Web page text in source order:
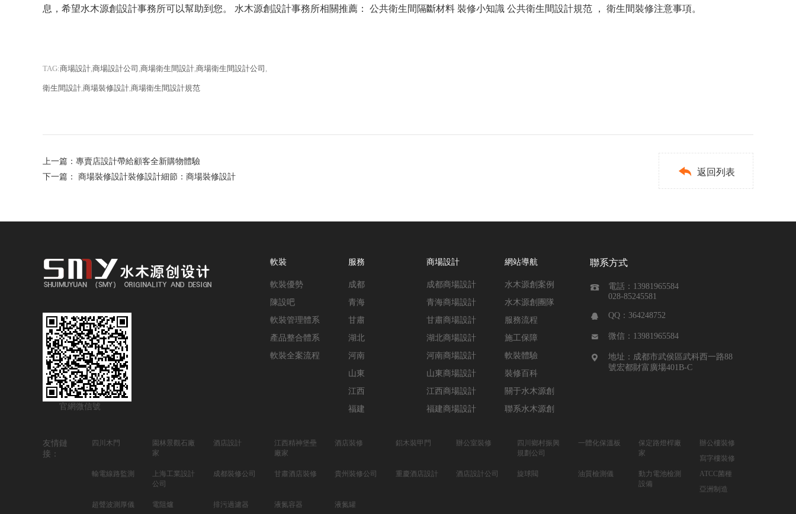
息，希望水木源創設計事務所可以幫助到您。 水木源創設計事務所相關推薦： 公共衛生間隔斷材料 裝修小知識 公共衛生間設計規范 ， 衛生間裝修注意事項。
TAG:商場設計,商場設計公司 ,商場衛生間設計,商場衛生間設計公司 ,
衛生間設計,商場裝修設計,商場衛生間設計規范
上一篇： 專賣店設計帶給顧客全新購物體驗
下一篇： 商場裝修設計裝修設計細節：商場裝修設計  返回列表
官網微信號
網站導航
水木源創案例
水木源創團隊
服務流程
施工保障
軟裝體驗
裝修百科
關于水木源創
聯系水木源創
商場設計
成都商場設計
青海商場設計
甘肅商場設計
湖北商場設計
河南商場設計
山東商場設計
江西商場設計
福建商場設計
服務
成都
青海
甘肅
湖北
河南
山東
江西
福建
軟裝
軟裝優勢
陳設吧
軟裝管理體系
產品整合體系
軟裝全案流程
聯系方式

電話：13981965584
028-85245581
 QQ：364248752
 微信：13981965584

地址：成都市武侯區武科西一路88
號宏都財富廣場401B-C
友情鏈
接：
四川木門
園林景觀石廠
家
酒店設計
江西精神堡壘
廠家
酒店裝修 鋁木裝甲門 辦公室裝修
四川鄉村振興
規劃公司
一體化保溫板
保定路燈桿廠
家
辦公樓裝修
寫字樓裝修
輸電線路監測
上海工業設計
公司
成都裝修公司 甘肅酒店裝修 貴州裝修公司 重慶酒店設計 酒店設計公司 旋球閥 油質檢測儀
動力電池檢測
設備
ATCC菌種
亞洲制造
超聲波測厚儀
電阻爐 排污過濾器 液氮容器 液氮罐